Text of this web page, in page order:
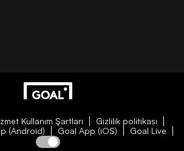
Kullanım Şartları
Gizlilik politikası
(Android) Goal App (iOS) Goal Live